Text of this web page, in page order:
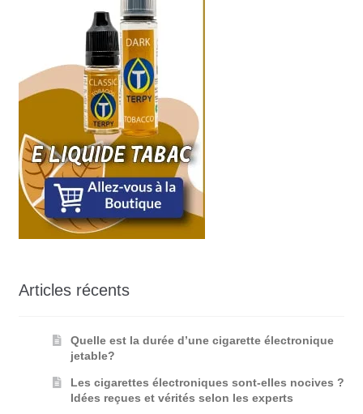
Articles récents
Quelle est la durée d’une cigarette électronique
jetable?
Les cigarettes électroniques sont-elles nocives ?
Idées reçues et vérités selon les experts